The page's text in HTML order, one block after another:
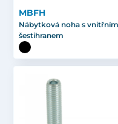
MBFH
Nábytková noha s vnitřním
šestihranem